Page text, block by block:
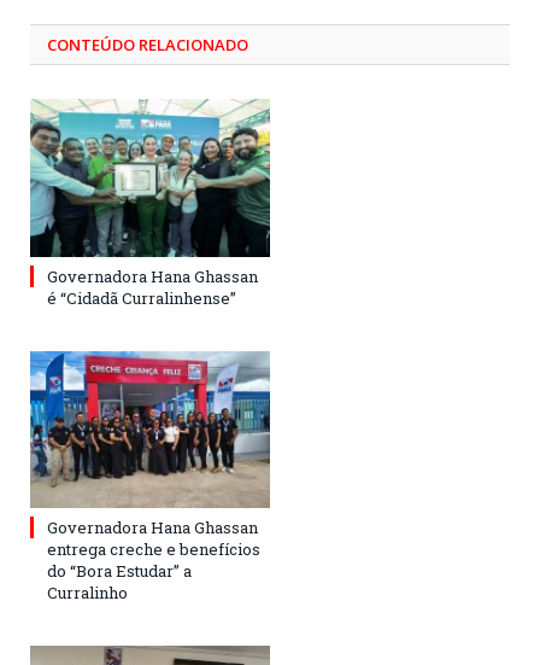
CONTEÚDO RELACIONADO
Governadora Hana Ghassan
é “Cidadã Curralinhense”
Governadora Hana Ghassan
entrega creche e benefícios
do “Bora Estudar” a
Curralinho